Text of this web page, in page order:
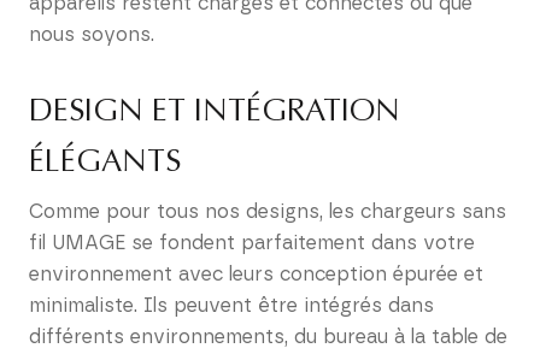
nous soyons.
DESIGN ET INTÉGRATION
ÉLÉGANTS
Comme pour tous nos designs, les chargeurs sans
fil UMAGE se fondent parfaitement dans votre
environnement avec leurs conception épurée et
minimaliste. Ils peuvent être intégrés dans
différents environnements, du bureau à la table de